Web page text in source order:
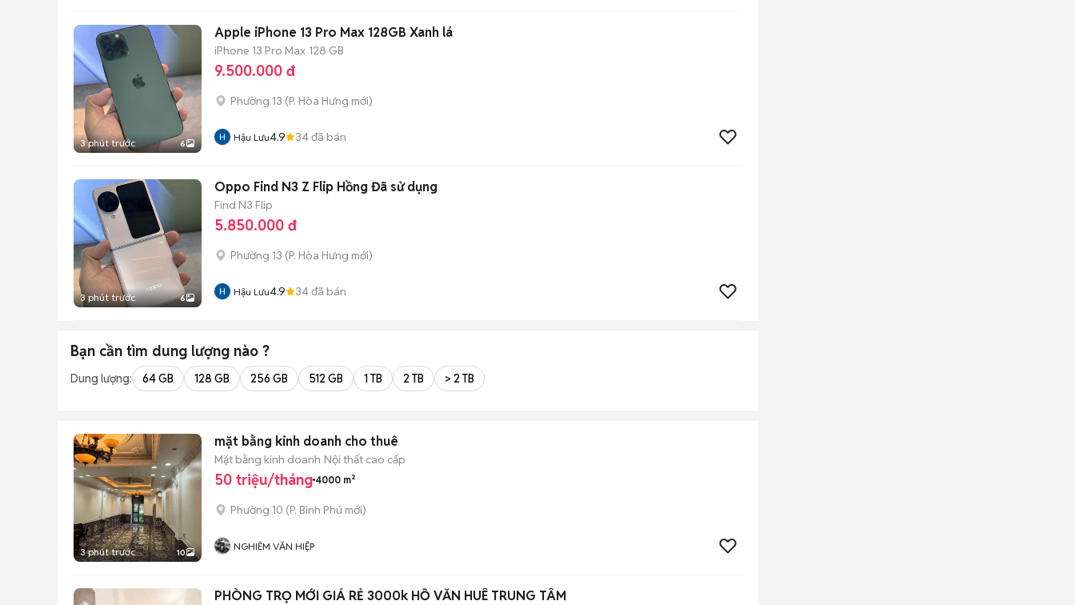
3 phút trước 6
Apple iPhone 13 Pro Max 128GB Xanh lá
iPhone 13 Pro Max 128 GB
9.500.000 đ
Phường 13 (P. Hòa Hưng mới)
Hậu Lưu4.9 34đã bán
3 phút trước 6
Oppo Find N3 Z Flip Hồng Đã sử dụng
Find N3 Flip
5.850.000 đ
Phường 13 (P. Hòa Hưng mới)
Hậu Lưu4.9 34đã bán
Bạn cần tìm dung lượng nào ?
Dung lượng: 64 GB 128 GB 256 GB 512 GB 1 TB 2 TB > 2 TB
3 phút trước 10
mặt bằng kinh doanh cho thuê
Mặt bằng kinh doanh Nội thất cao cấp
50 triệu/tháng 4000 m²
Phường 10 (P. Bình Phú mới)
NGHIÊM VĂN HIỆP
PHÒNG TRỌ MỚI GIÁ RẺ 3000k HỒ VĂN HUÊ TRUNG TÂM